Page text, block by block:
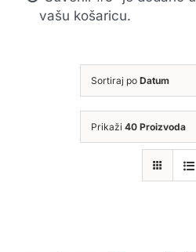
vašu košaricu.
Sortiraj po Datum
Prikaži 40 Proizvoda